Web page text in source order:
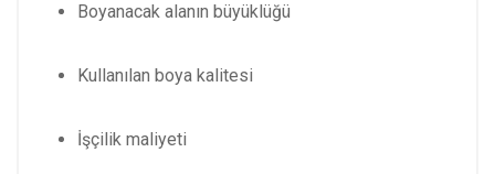
Boyanacak alanın büyüklüğü
Kullanılan boya kalitesi
İşçilik maliyeti